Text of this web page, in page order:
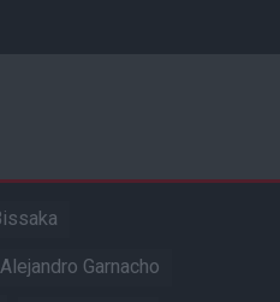
Alejandro Garnacho